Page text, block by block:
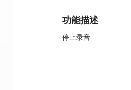
功能描述
停止录音